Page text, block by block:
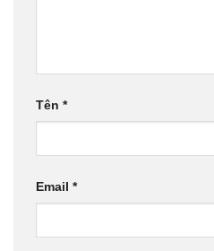
Tên *
Email *